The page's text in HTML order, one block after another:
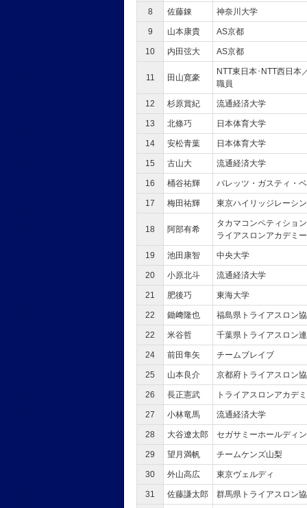
8 佐藤錬 神奈川大学
9 山本康貴 AS京都
10 内田弦大 AS京都
11 田山寛豪
NTT東日本･NTT西日本
職員
12 杉原賞紀 流通経済大学
13 北條巧 日本体育大学
14 安松青葉 日本体育大学
15 古山大 流通経済大学
16 桶谷祐輝 バレッツ・ガスティ・
17 梅田祐輝 東京ハイリッジレーシ
18 阿部有希
タカマコンペティショ
ライアスロンアカデミ
19 池田康智 中央大学
20 小原北斗 流通経済大学
21 肥後巧 東海大学
22 鋤﨑隆也 福島県トライアスロン
22 米谷哲 千葉県トライアスロン
24 前田隼矢 チームブレイブ
25 山本良介 京都府トライアスロン
26 長正憲武 トライアスロンアカデ
27 小林竜馬 流通経済大学
28 大谷遼太郎 セガサミーホールディ
29 望月満帆 チームケンズ山梨
30 外山高広 東京ヴェルディ
31 佐藤謙太郎 群馬県トライアスロン